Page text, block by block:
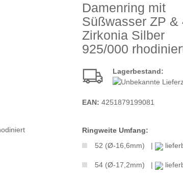
Damenring mit
Süßwasser ZP &
Zirkonia Silber
925/000
Lagerbestand:
EAN: 4251879199081
Ringweite Umfang:
52 (Ø-16,6mm) |
54 (Ø-17,2mm) |